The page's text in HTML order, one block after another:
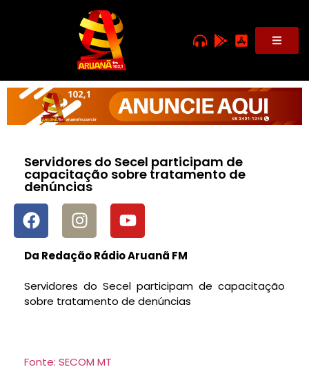
Servidores do Secel participam de
capacitação sobre tratamento de
denúncias
Da Redação Rádio Aruanã FM
Servidores do Secel participam de capacitação
sobre tratamento de denúncias
Fonte: SECOM MT